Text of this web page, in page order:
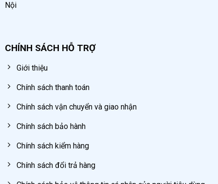
Nội
CHÍNH SÁCH HỖ TRỢ
Giới thiệu
Chính sách thanh toán
Chính sách vận chuyển và giao nhận
Chính sách bảo hành
Chính sách kiểm hàng
Chính sách đổi trả hàng